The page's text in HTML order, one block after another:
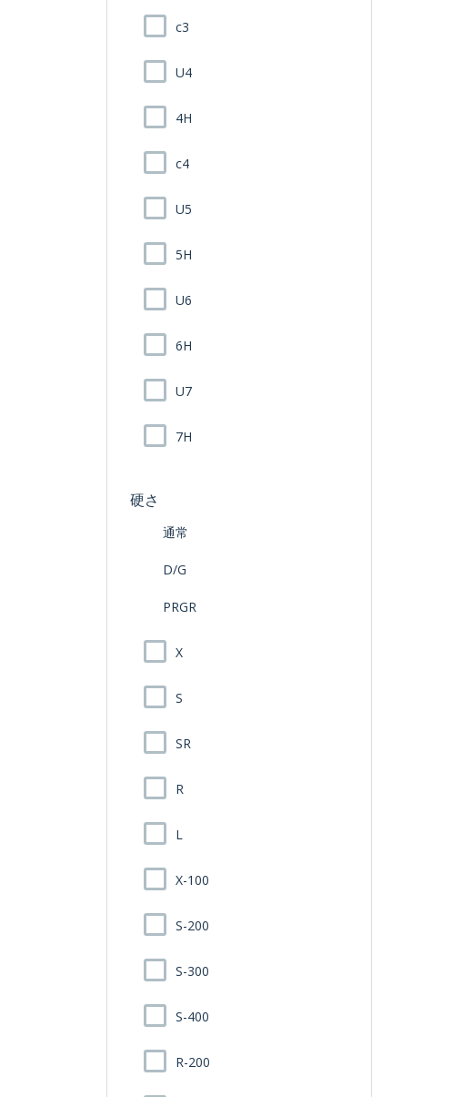
c3
U4
4H
c4
U5
5H
U6
6H
U7
7H
硬さ
通常
D/G
PRGR
X
S
SR
R
L
X-100
S-200
S-300
S-400
R-200